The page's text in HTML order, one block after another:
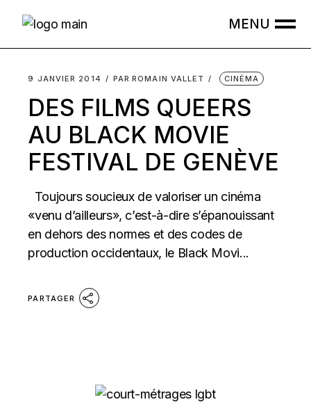
9 JANVIER 2014 PAR ROMAIN VALLET CINÉMA
DES FILMS QUEERS
AU BLACK MOVIE
FESTIVAL DE GENÈVE
Toujours soucieux de valoriser un cinéma
«venu d’ailleurs», c’est-à-dire s’épanouissant
en dehors des normes et des codes de
production occidentaux, le Black Movi...
PARTAGER